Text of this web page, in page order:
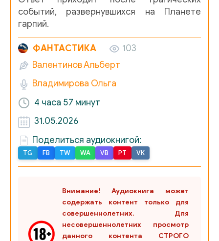
событий, развернувшихся на Планете
гарпий.
ФАНТАСТИКА
103
Валентинов Альберт
Владимирова Ольга
4 часа 57 минут
31.05.2026
Поделиться аудиокнигой:
TG FB TW WA VB PT VK
Внимание! Аудиокнига может
содержать контент только для
совершеннолетних. Для
несовершеннолетних просмотр
данного контента СТРОГО